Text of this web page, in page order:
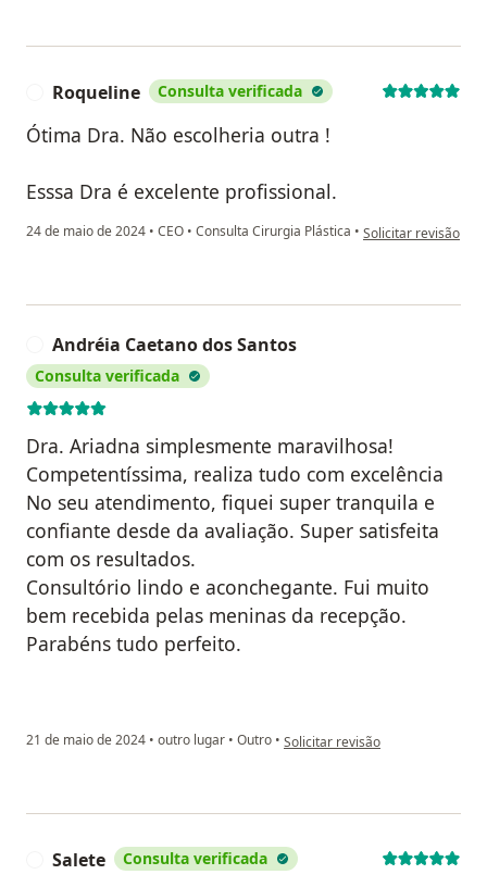
Roqueline Consulta verificada
Ótima Dra. Não escolheria outra !
Esssa Dra é excelente profissional.
24 de maio de 2024 • CEO • Consulta Cirurgia Plástica • na opinião do
Solicitar revisão
Andréia Caetano dos Santos
Consulta verificada
Dra. Ariadna simplesmente maravilhosa!
Competentíssima, realiza tudo com excelência
No seu atendimento, fiquei super tranquila e
confiante desde da avaliação. Super satisfeita
com os resultados.
Consultório lindo e aconchegante. Fui muito
bem recebida pelas meninas da recepção.
Parabéns tudo perfeito.
21 de maio de 2024 • outro lugar • Outro • na opinião do utilizador Andréia
Solicitar revisão
Salete Consulta verificada